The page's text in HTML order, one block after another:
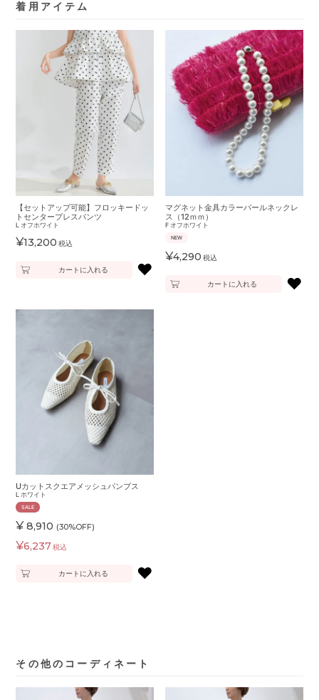
着用アイテム
【セットアップ可能】フロッキードッ
トセンタープレスパンツ
L オフホワイト
¥13,200 税込
カートに入れる ♥
マグネット金具カラーパールネックレ
ス（12ｍｍ）
F オフホワイト
NEW
¥4,290 税込
カートに入れる ♥
Uカットスクエアメッシュパンプス
L ホワイト
SALE
¥ 8,910 (30%OFF)
¥6,237税込
カートに入れる ♥
その他のコーディネート